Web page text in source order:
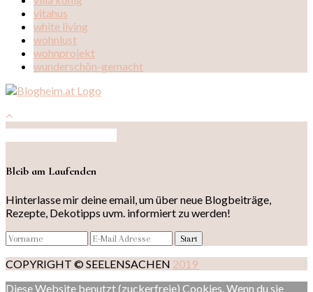
vitahus
white living
wohnlust
wohnprojekt
wunderschön-gemacht
Bleib am Laufenden
Hinterlasse mir deine email, um über neue Blogbeiträge,
Rezepte, Dekotipps uvm. informiert zu werden!
COPYRIGHT © SEELENSACHEN 2019
Diese Website benutzt (zuckerfreie) Cookies. Wenn du sie